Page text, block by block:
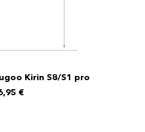
Kirin S8/S1 pro
€